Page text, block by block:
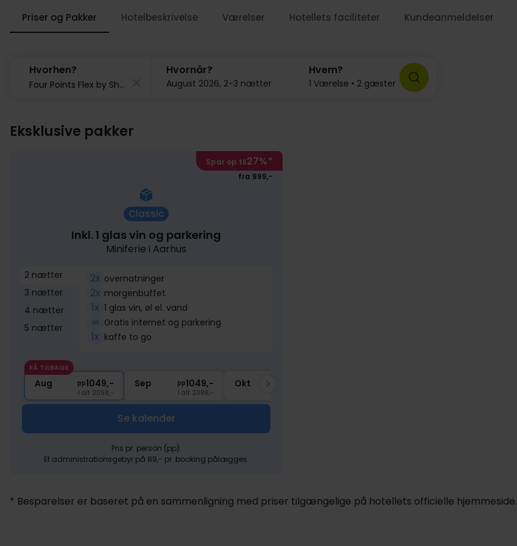
Priser og Pakker Hotelbeskrivelse Værelser Hotellets faciliteter Kundeanmeldelser
Hvorhen? Hvornår?
August 2026, 2-3 nætter
Hvem?
1 Værelse • 2 gæster
Eksklusive pakker
Spar op til27%*
fra 999,-
Classic
Inkl. 1 glas vin og parkering
Miniferie i Aarhus
2 nætter
3 nætter
4 nætter
5 nætter
2x overnatninger
2x morgenbuffet
1x 1 glas vin, øl el. vand
∞ Gratis internet og parkering
1x kaffe to go
FÅ TILBAGE
Aug pp1049,-
I alt 2098,-
Sep pp1049,-
I alt 2098,-
Okt
Se kalender
Pris pr. person (pp).
Et administrationsgebyr på 89,- pr. booking pålægges.
* Besparelser er baseret på en sammenligning med priser tilgængelige på hotellets officielle hjemmeside.